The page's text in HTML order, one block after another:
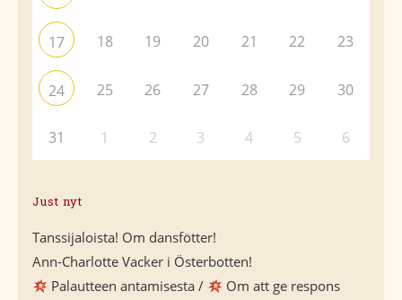
17 18 19 20 21 22 23
24 25 26 27 28 29 30
31 1 2 3 4 5 6
Just nyt
Tanssijaloista! Om dansfötter!
Ann-Charlotte Vacker i Österbotten!
Palautteen antamisesta /
Om att ge respons